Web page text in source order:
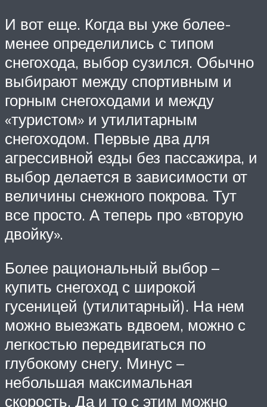
И вот еще. Когда вы уже более-
менее определились с типом
снегохода, выбор сузился. Обычно
выбирают между спортивным и
горным снегоходами и между
«туристом» и утилитарным
снегоходом. Первые два для
агрессивной езды без пассажира, и
выбор делается в зависимости от
величины снежного покрова. Тут
все просто. А теперь про «вторую
двойку».
Более рациональный выбор –
купить снегоход с широкой
гусеницей (утилитарный). На нем
можно выезжать вдвоем, можно с
легкостью передвигаться по
глубокому снегу. Минус –
небольшая максимальная
скорость. Да и то с этим можно